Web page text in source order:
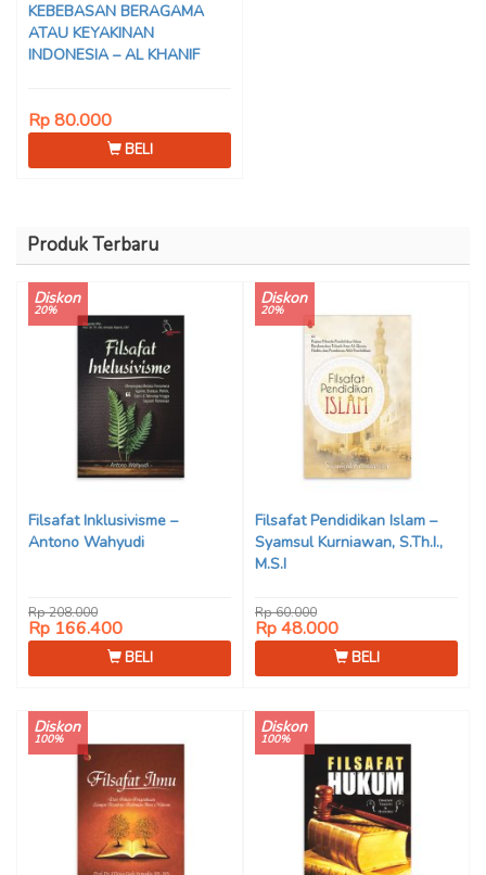
KEBEBASAN BERAGAMA
ATAU KEYAKINAN
INDONESIA – AL KHANIF
Rp 80.000
BELI
Produk Terbaru
Diskon
20%
Filsafat Inklusivisme –
Antono Wahyudi
Rp 208.000
Rp 166.400
BELI
Diskon
20%
Filsafat Pendidikan Islam –
Syamsul Kurniawan, S.Th.I.,
M.S.I
Rp 60.000
Rp 48.000
BELI
Diskon
100%
Diskon
100%